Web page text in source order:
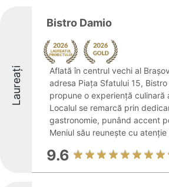
Laureați
Bistro Damio
Aflată în centrul vechi al
adresa Piața Sfatului 15, Bistro
propune o experiență culinară
Localul se remarcă prin
gastronomie, punând accent
Meniul său reunește cu
9.6